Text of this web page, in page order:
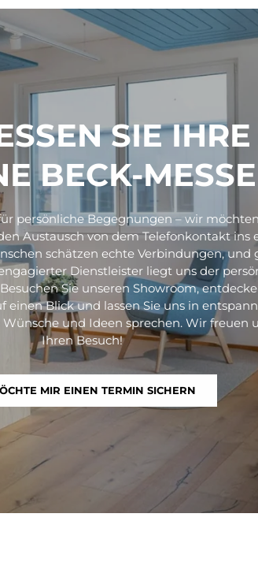
SIE IHRE
BECK-MESSE
persönliche Begegnungen – wir
Austausch von dem Telefonkontakt ins
schätzen echte Verbindungen, und
Dienstleister liegt uns der
Sie unseren Showroom,
einen Blick und lassen Sie uns in
und Ideen sprechen. Wir freuen
Ihren Besuch!
MIR EINEN TERMIN SICHERN